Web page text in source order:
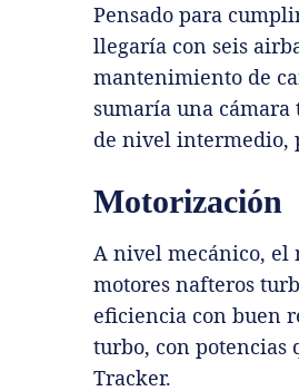
Pensado para
llegaría con seis
mantenimiento de
sumaría una cámara
de nivel intermedio,
Motorización
A nivel mecánico, el
motores nafteros
eficiencia con buen
turbo, con potencias
Tracker.